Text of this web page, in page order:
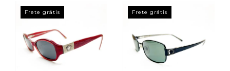
Frete grátis Frete grátis